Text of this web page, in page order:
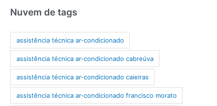
Nuvem de tags
assistência técnica ar-condicionado
assistência técnica ar-condicionado cabreúva
assistência técnica ar-condicionado caieiras
assistência técnica ar-condicionado francisco morato